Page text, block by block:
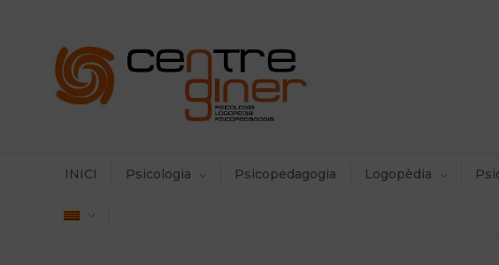
INICI Psicologia Psicopedagogia Logopèdia